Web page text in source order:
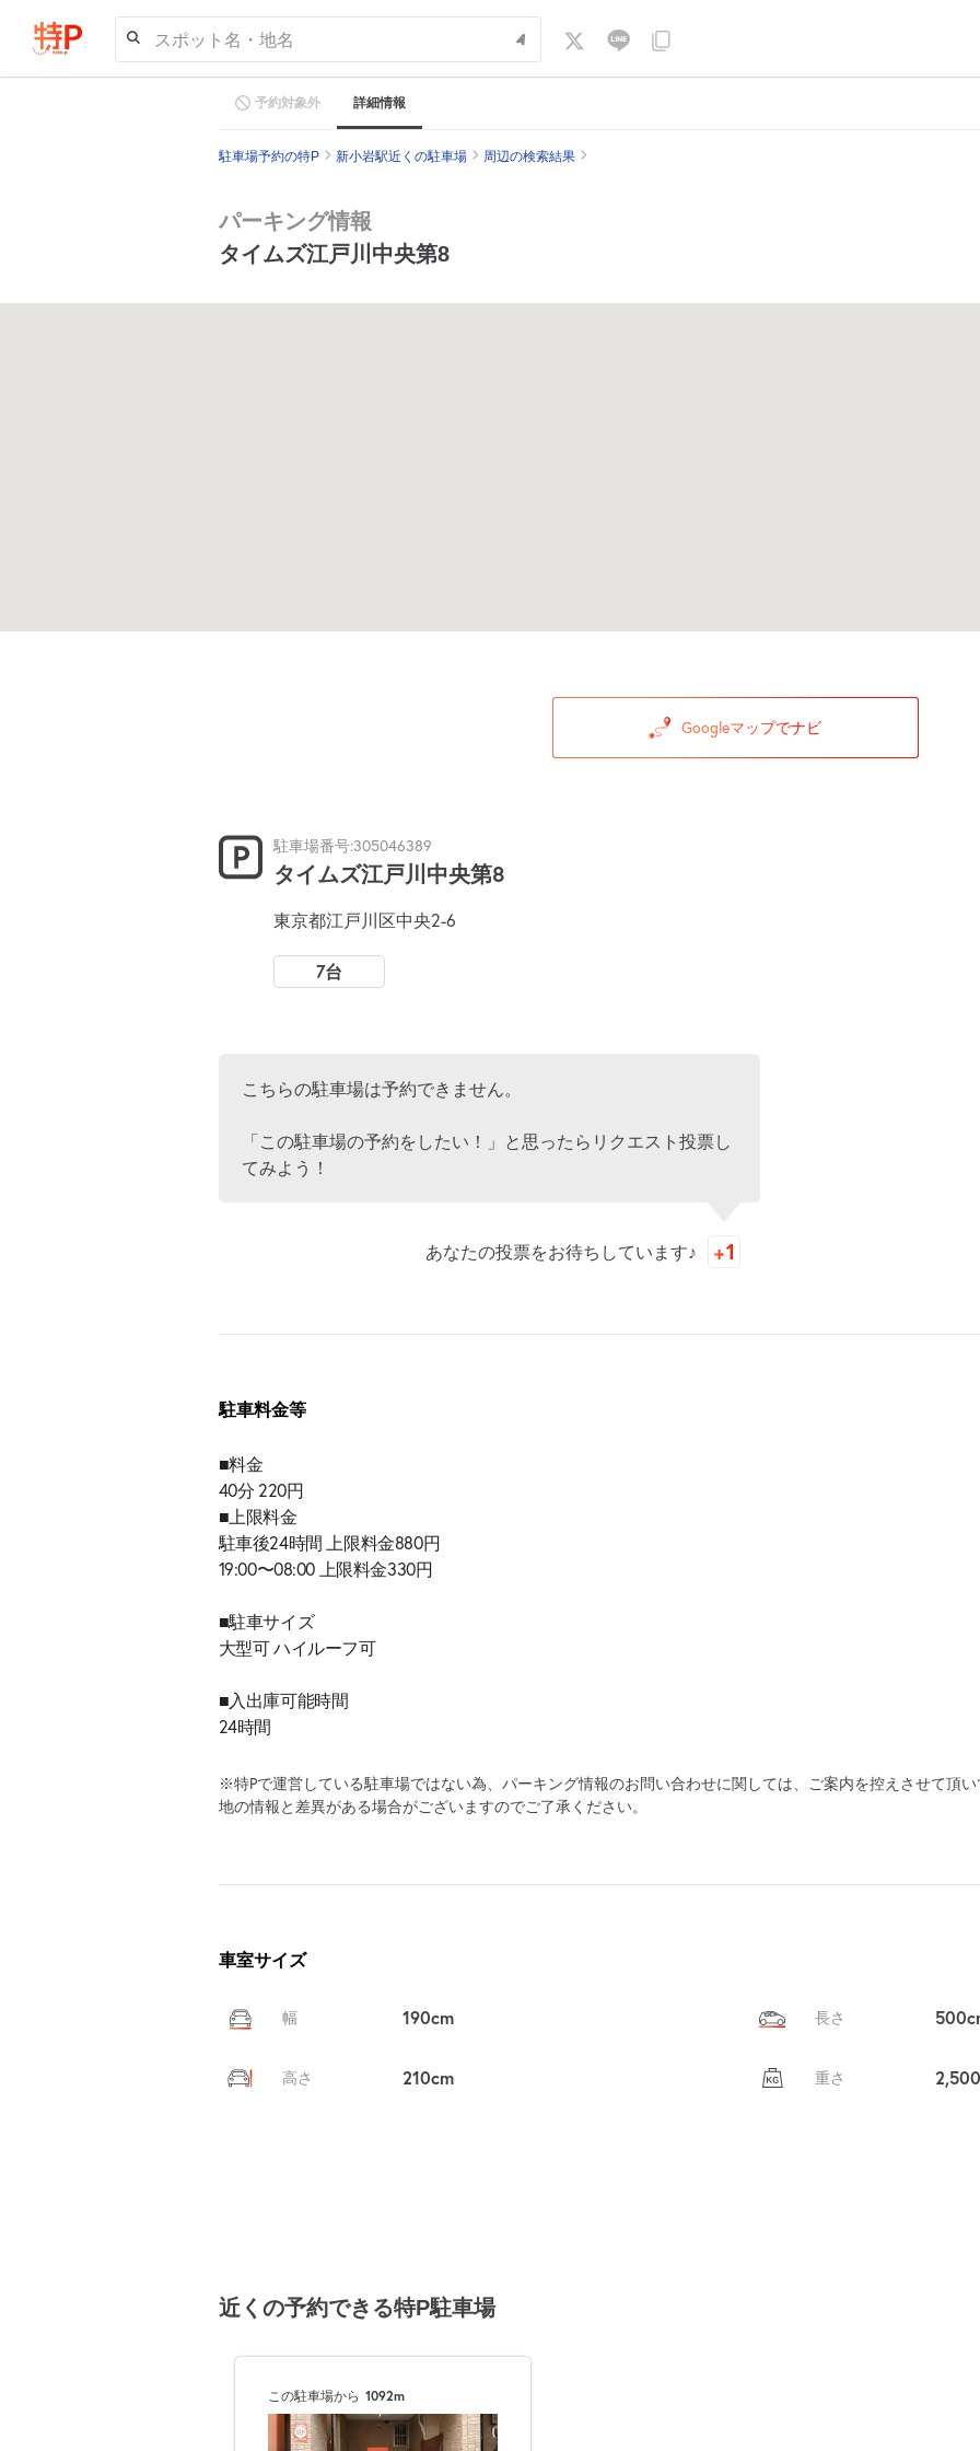
スポット名・地名
予約対象外 詳細情報
駐車場予約の特P 新小岩駅近くの駐車場 周辺の検索結果
パーキング情報
タイムズ江戸川中央第8
Googleマップでナビ
駐車場番号:305046389
タイムズ江戸川中央第8
東京都江戸川区中央2-6
7台
こちらの駐車場は予約できません。
「この駐車場の予約をしたい！」と思ったらリクエスト投票し
てみよう！
あなたの投票をお待ちしています♪
駐車料金等
■料金
40分 220円
■上限料金
駐車後24時間 上限料金880円
19:00〜08:00 上限料金330円
■駐車サイズ
大型可 ハイルーフ可
■入出庫可能時間
24時間
※特Pで運営している駐車場ではない為、パーキング情報のお問い合わせに関しては、ご案内を控えさせて頂
地の情報と差異がある場合がございますのでご了承ください。
車室サイズ
幅 190cm 長さ
高さ 210cm 重さ
近くの予約できる特P駐車場
この駐車場から 1092m